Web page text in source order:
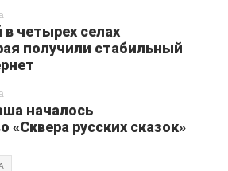
в четырех селах
получили стабильный
началось
«Сквера русских сказок»